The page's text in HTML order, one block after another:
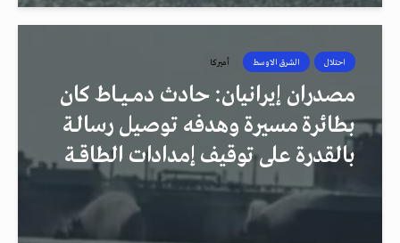
احتلال الشرق الاوسط أميركا
مصدران إيرانيان: حادث دمــيــاط كان
بطائرة مسيرة وهدفه توصيل رسالـة
بالقدرة على توقيف إمدادات الطاقــة